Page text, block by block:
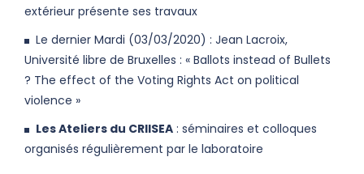
extérieur présente ses travaux
Le dernier Mardi (03/03/2020) : Jean Lacroix,
Université libre de Bruxelles : « Ballots instead of Bullets
? The effect of the Voting Rights Act on political
violence »
Les Ateliers du CRIISEA : séminaires et colloques
organisés régulièrement par le laboratoire